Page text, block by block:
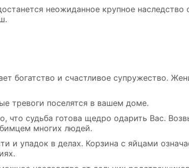
неожиданное крупное наследство
богатство и счастливое супружество.
тревоги поселятся в вашем доме.
что судьба готова щедро одарить Вас.
многих людей.
и упадок в делах. Корзина с яйцами